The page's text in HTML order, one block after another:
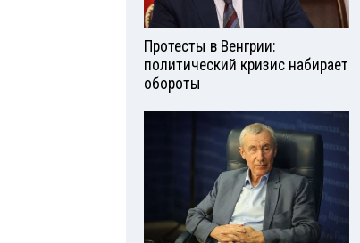
Протесты в Венгрии:
политический кризис набирает
обороты